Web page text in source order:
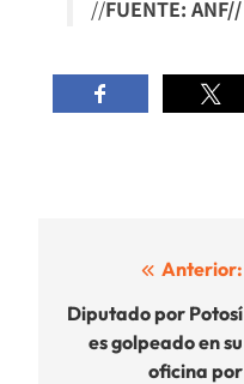
//FUENTE: ANF//
Navegación
de
entradas
Anterior:
Diputado por Potosí
es golpeado en su
oficina por